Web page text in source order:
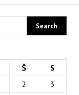
Š
S
2
3